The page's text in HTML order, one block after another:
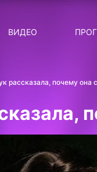
ВИДЕО
рассказала, почему она